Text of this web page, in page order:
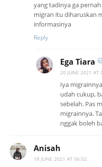
yang tadinya ga
migran itu diharuskan
informasinya
Reply
Ega Tiara
20 JUNE 2021 AT
Iya
udah cukup,
sebelah. Pas
migrainnya.
nggak boleh
Anisah
18 JUNE 2021 AT 06:52